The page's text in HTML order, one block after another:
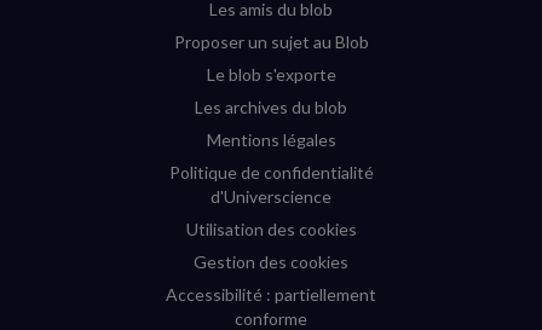
Les amis du blob
Proposer un sujet au Blob
Le blob s'exporte
Les archives du blob
Mentions légales
Politique de confidentialité
d'Universcience
Utilisation des cookies
Gestion des cookies
Accessibilité : partiellement
conforme